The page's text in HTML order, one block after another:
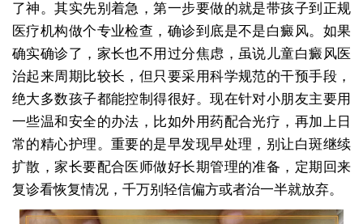
了神。其实先别着急，第一步要做的就是带孩子到正规
医疗机构做个专业检查，确诊到底是不是白癜风。如果
确实确诊了，家长也不用过分焦虑，虽说儿童白癜风医
治起来周期比较长，但只要采用科学规范的干预手段，
绝大多数孩子都能控制得很好。现在针对小朋友主要用
一些温和安全的办法，比如外用药配合光疗，再加上日
常的精心护理。重要的是早发现早处理，别让白斑继续
扩散，家长要配合医师做好长期管理的准备，定期回来
复诊看恢复情况，千万别轻信偏方或者治一半就放弃。